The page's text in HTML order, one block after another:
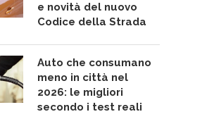
e novità del nuovo
Codice della Strada
Auto che consumano
meno in città nel
2026: le migliori
secondo i test reali